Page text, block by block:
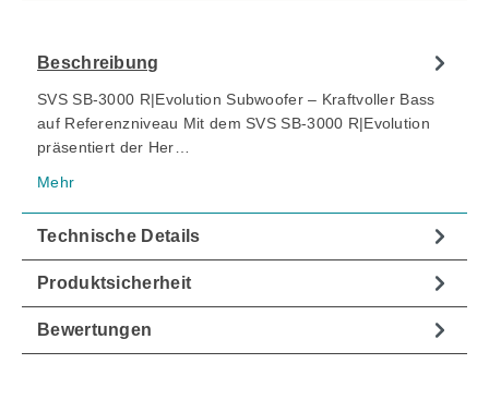
Beschreibung
SVS SB-3000 R|Evolution Subwoofer – Kraftvoller Bass
auf Referenzniveau Mit dem SVS SB-3000 R|Evolution
präsentiert der Her…
Mehr
Technische Details
Produktsicherheit
Bewertungen